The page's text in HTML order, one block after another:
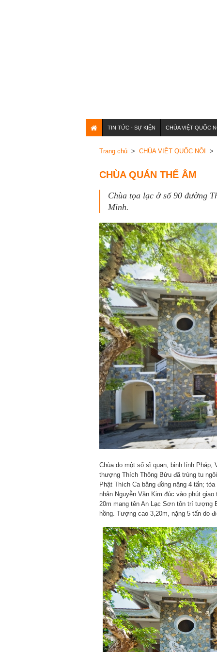
TIN TỨC - SỰ KIỆN CHÙA VIỆT QUỐC
Trang chủ> CHÙA VIỆT QUỐC NỘI >
CHÙA QUÁN THẾ ÂM
Chùa tọa lạc ở số 90 đường
Minh.
Chùa do một số sĩ quan, binh lính
thượng Thích Thông Bửu đã trùng tu
Phật Thích Ca bằng đồng nặng 4 tấn;
nhân Nguyễn Văn Kim đúc vào phút
20m mang tên An Lạc Sơn tôn trí tượng
hồng. Tượng cao 3,20m, nặng 5 tấn do